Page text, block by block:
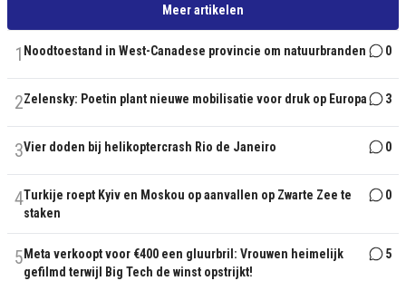
Meer artikelen
1 Noodtoestand in West-Canadese provincie om natuurbranden 0
2Zelensky: Poetin plant nieuwe mobilisatie voor druk op Europa 3
3Vier doden bij helikoptercrash Rio de Janeiro 0
4Turkije roept Kyiv en Moskou op aanvallen op Zwarte Zee te
staken
0
5 Meta verkoopt voor €400 een gluurbril: Vrouwen heimelijk
gefilmd terwijl Big Tech de winst opstrijkt!
5